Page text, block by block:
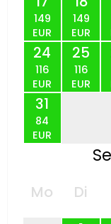
149
EUR
149
EUR
24
116
EUR
25
116
EUR
31
84
EUR
Mo Di